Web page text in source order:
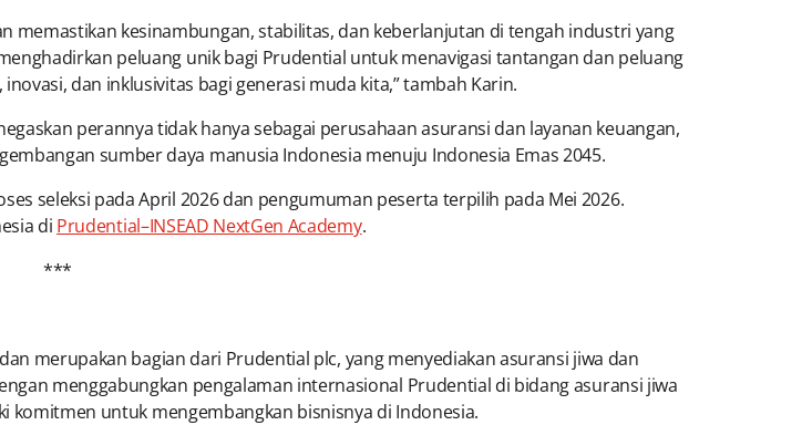
memastikan kesinambungan, stabilitas, dan keberlanjutan di tengah industri yang
peluang unik bagi Prudential untuk menavigasi tantangan dan peluang
dan inklusivitas bagi generasi muda kita,” tambah Karin.
perannya tidak hanya sebagai perusahaan asuransi dan layanan keuangan,
sumber daya manusia Indonesia menuju Indonesia Emas 2045.
seleksi pada April 2026 dan pengumuman peserta terpilih pada Mei 2026.
di Prudential–INSEAD NextGen Academy.
***
merupakan bagian dari Prudential plc, yang menyediakan asuransi jiwa dan
menggabungkan pengalaman internasional Prudential di bidang asuransi jiwa
komitmen untuk mengembangkan bisnisnya di Indonesia.